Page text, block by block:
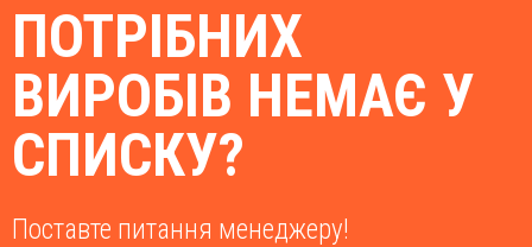
ПОТРІБНИХ
ВИРОБІВ НЕМАЄ У
СПИСКУ?
Поставте питання менеджеру!